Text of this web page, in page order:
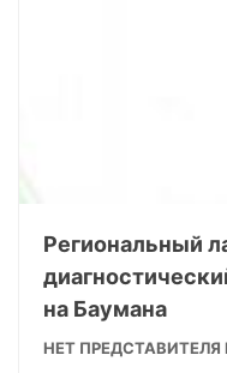
Региональный
на Баумана
НЕТ ПРЕДСТАВИТЕЛЯ